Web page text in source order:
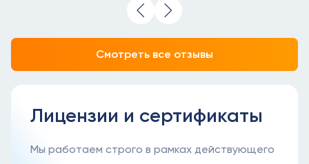
Преимущества линз Stellest?
Смотреть все отзывы
Лицензии и сертификаты
Мы работаем строго в рамках действующего